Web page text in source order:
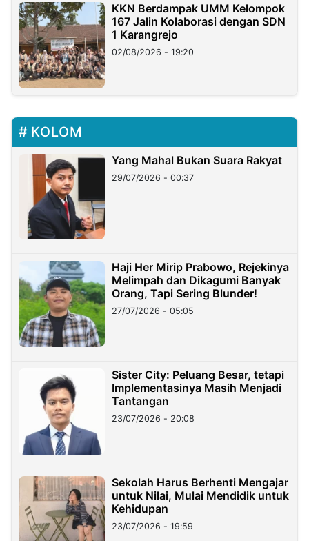
KKN Berdampak UMM Kelompok
167 Jalin Kolaborasi dengan SDN
1 Karangrejo
02/08/2026 - 19:20
KOLOM
Yang Mahal Bukan Suara Rakyat
29/07/2026 - 00:37
Haji Her Mirip Prabowo, Rejekinya
Melimpah dan Dikagumi Banyak
Orang, Tapi Sering Blunder!
27/07/2026 - 05:05
Sister City: Peluang Besar, tetapi
Implementasinya Masih Menjadi
Tantangan
23/07/2026 - 20:08
Sekolah Harus Berhenti Mengajar
untuk Nilai, Mulai Mendidik untuk
Kehidupan
23/07/2026 - 19:59